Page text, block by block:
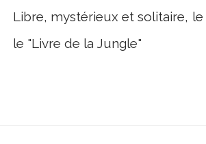
Libre, mystérieux et solitaire,
le "Livre de la Jungle"